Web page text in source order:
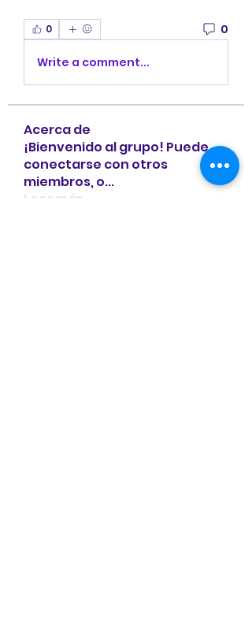
0 0
Write a comment...
Acerca de
¡Bienvenido al grupo! Puede
conectarse con otros
miembros, o...
Leer más